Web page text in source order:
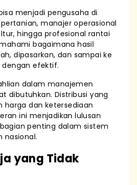
menjadi pengusaha di
manajer operasional
hingga profesional rantai
bagaimana hasil
dipasarkan, dan sampai ke
efektif.
dalam manajemen
dibutuhkan. Distribusi yang
dan ketersediaan
ini menjadikan lulusan
penting dalam sistem
nasional.
yang Tidak